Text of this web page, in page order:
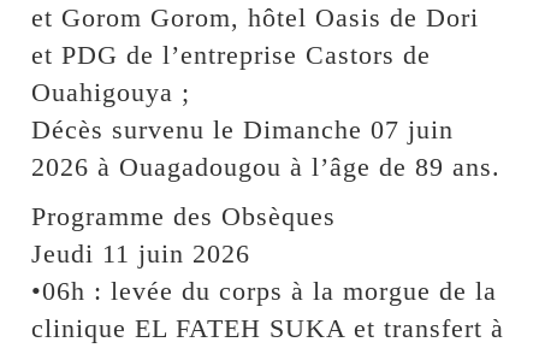
et Gorom Gorom, hôtel Oasis de Dori
et PDG de l’entreprise Castors de
Ouahigouya ;
Décès survenu le Dimanche 07 juin
2026 à Ouagadougou à l’âge de 89 ans.
Programme des Obsèques
Jeudi 11 juin 2026
•06h : levée du corps à la morgue de la
clinique EL FATEH SUKA et transfert à